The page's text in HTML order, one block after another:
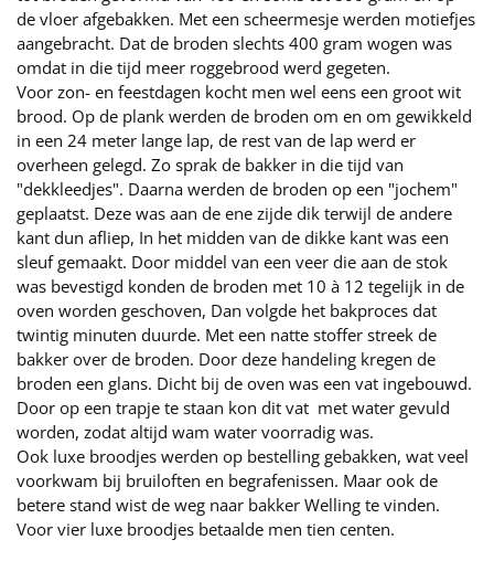
de vloer afgebakken. Met een scheermesje werden motiefjes
aangebracht. Dat de broden slechts 400 gram wogen was
omdat in die tijd meer roggebrood werd gegeten.
Voor zon- en feestdagen kocht men wel eens een groot wit
brood. Op de plank werden de broden om en om gewikkeld
in een 24 meter lange lap, de rest van de lap werd er
overheen gelegd. Zo sprak de bakker in die tijd van
"dekkleedjes". Daarna werden de broden op een "jochem"
geplaatst. Deze was aan de ene zijde dik terwijl de andere
kant dun afliep, In het midden van de dikke kant was een
sleuf gemaakt. Door middel van een veer die aan de stok
was bevestigd konden de broden met 10 à 12 tegelijk in de
oven worden geschoven, Dan volgde het bakproces dat
twintig minuten duurde. Met een natte stoffer streek de
bakker over de broden. Door deze handeling kregen de
broden een glans. Dicht bij de oven was een vat ingebouwd.
Door op een trapje te staan kon dit vat met water gevuld
worden, zodat altijd wam water voorradig was.
Ook luxe broodjes werden op bestelling gebakken, wat veel
voorkwam bij bruiloften en begrafenissen. Maar ook de
betere stand wist de weg naar bakker Welling te vinden.
Voor vier luxe broodjes betaalde men tien centen.